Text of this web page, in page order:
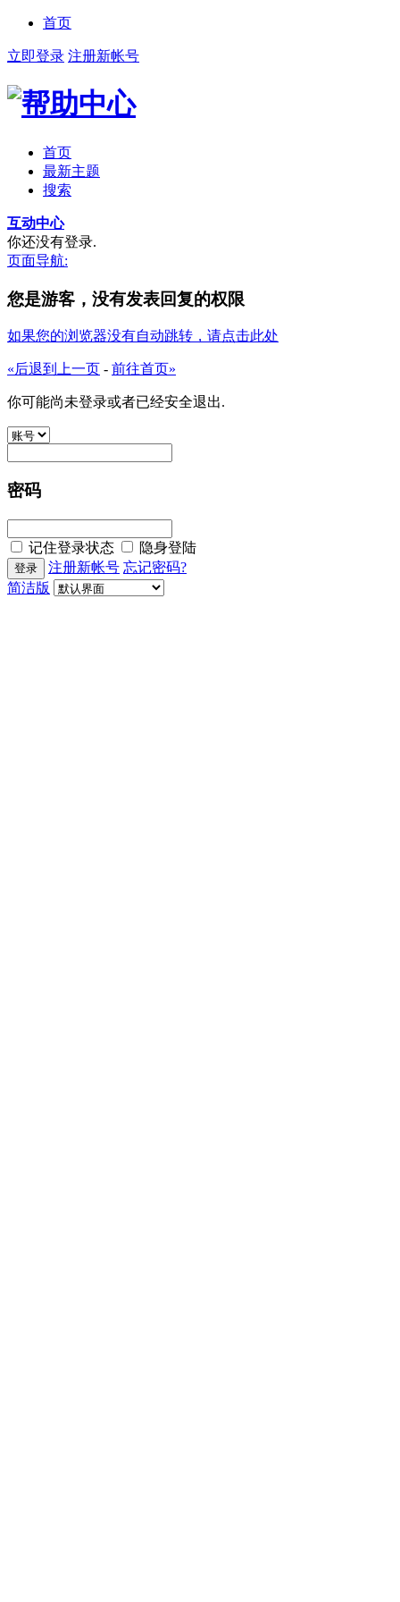
首页
立即登录 注册新帐号
首页
最新主题
搜索
互动中心
你还没有登录.
页面导航:
您是游客，没有发表回复的权限
如果您的浏览器没有自动跳转，请点击此处
«后退到上一页 - 前往首页»
你可能尚未登录或者已经安全退出.
密码
记住登录状态
隐身登陆
注册新帐号 忘记密码?
简洁版